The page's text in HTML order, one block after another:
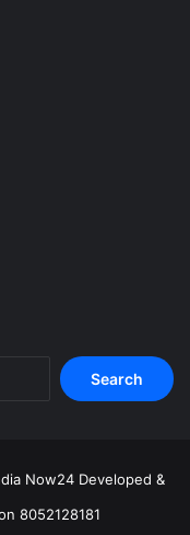
Now24 Developed &
8052128181